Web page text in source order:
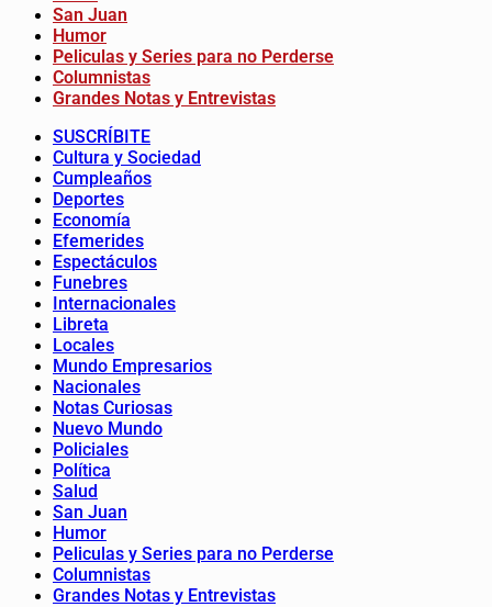
San Juan
Humor
Peliculas y Series para no Perderse
Columnistas
Grandes Notas y Entrevistas
SUSCRÍBITE
Cultura y Sociedad
Cumpleaños
Deportes
Economía
Efemerides
Espectáculos
Funebres
Internacionales
Libreta
Locales
Mundo Empresarios
Nacionales
Notas Curiosas
Nuevo Mundo
Policiales
Política
Salud
San Juan
Humor
Peliculas y Series para no Perderse
Columnistas
Grandes Notas y Entrevistas